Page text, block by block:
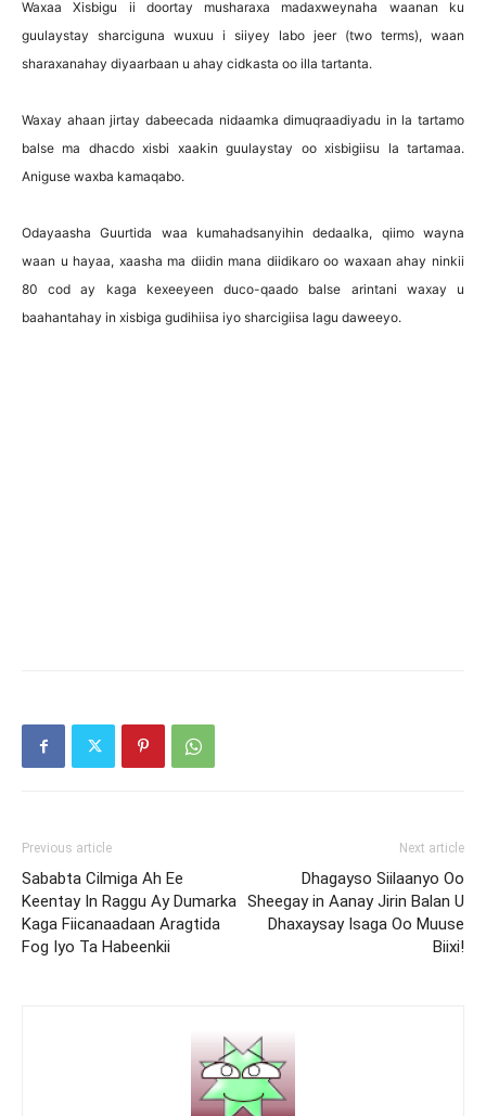
Waxaa Xisbigu ii doortay musharaxa madaxweynaha waanan ku
guulaystay sharciguna wuxuu i siiyey labo jeer (two terms), waan
sharaxanahay diyaarbaan u ahay cidkasta oo illa tartanta.
Waxay ahaan jirtay dabeecada nidaamka dimuqraadiyadu in la tartamo
balse ma dhacdo xisbi xaakin guulaystay oo xisbigiisu la tartamaa.
Aniguse waxba kamaqabo.
Odayaasha Guurtida waa kumahadsanyihin dedaalka, qiimo wayna
waan u hayaa, xaasha ma diidin mana diidikaro oo waxaan ahay ninkii
80 cod ay kaga kexeeyeen duco-qaado balse arintani waxay u
baahantahay in xisbiga gudihiisa iyo sharcigiisa lagu daweeyo.
Previous article
Sababta Cilmiga Ah Ee
Keentay In Raggu Ay Dumarka
Kaga Fiicanaadaan Aragtida
Fog Iyo Ta Habeenkii
Next article
Dhagayso Siilaanyo Oo
Sheegay in Aanay Jirin Balan U
Dhaxaysay Isaga Oo Muuse
Biixi!